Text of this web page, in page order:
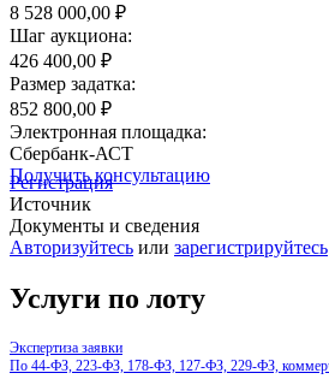
8 528 000,00 ₽
Шаг аукциона:
426 400,00 ₽
Размер задатка:
852 800,00 ₽
Электронная площадка:
Сбербанк-АСТ
Получить консультацию
Регистрация
Источник
Документы и сведения
Авторизуйтесь или зарегистрируйтесь
Услуги по лоту